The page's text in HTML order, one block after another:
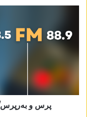
پرس و بەرپرس/